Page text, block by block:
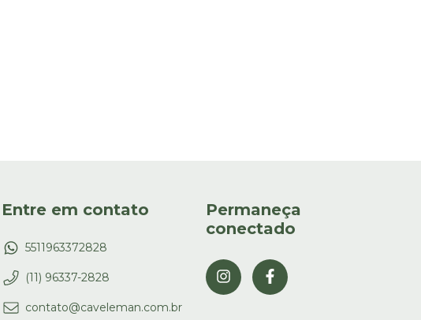
Entre em contato
5511963372828
(11) 96337-2828
contato@caveleman.com.br
Permaneça
conectado